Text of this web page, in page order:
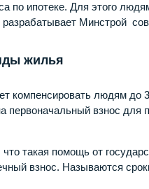
по ипотеке. Для этого
разрабатывает Минстрой
жилья
компенсировать людям
первоначальный взнос для
такая помощь от
взнос. Называются